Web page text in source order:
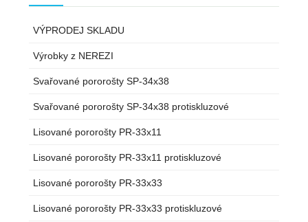
VÝPRODEJ SKLADU
Výrobky z NEREZI
Svařované pororošty SP-34x38
Svařované pororošty SP-34x38 protiskluzové
Lisované pororošty PR-33x11
Lisované pororošty PR-33x11 protiskluzové
Lisované pororošty PR-33x33
Lisované pororošty PR-33x33 protiskluzové